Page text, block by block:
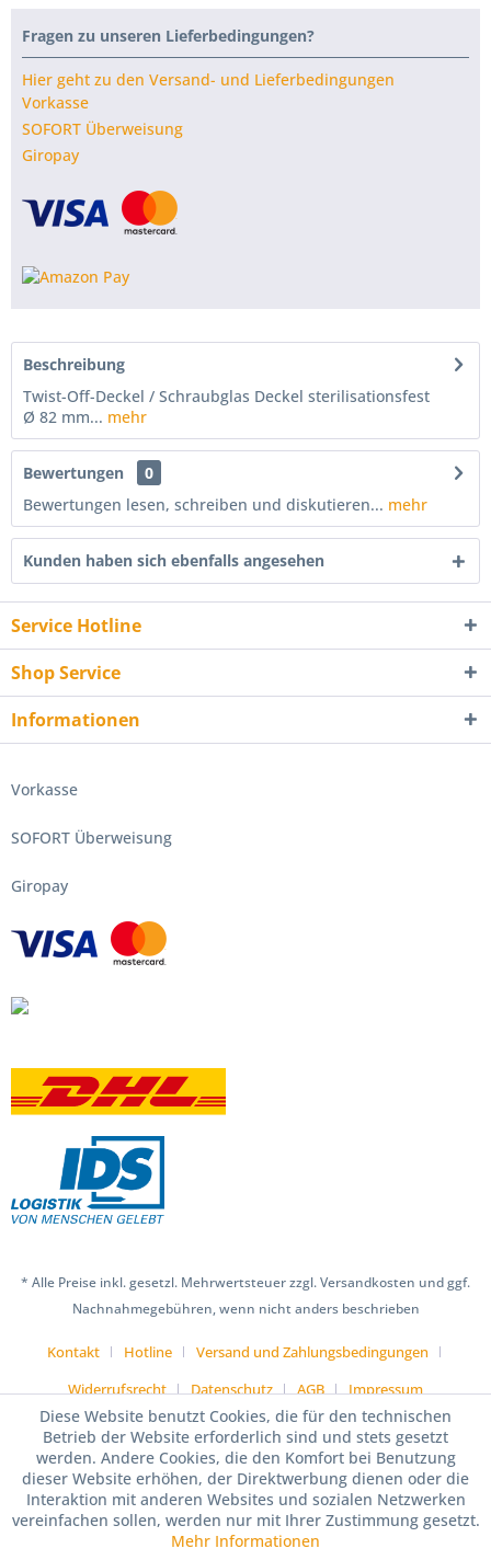
Fragen zu unseren Lieferbedingungen?
Hier geht zu den Versand- und Lieferbedingungen
Vorkasse
SOFORT Überweisung
Giropay
Beschreibung
Twist-Off-Deckel / Schraubglas Deckel sterilisationsfest
Ø 82 mm... mehr
Bewertungen
0
Bewertungen lesen, schreiben und diskutieren... mehr
Kunden haben sich ebenfalls angesehen
Service Hotline
Shop Service
Informationen
Vorkasse
SOFORT Überweisung
Giropay
* Alle Preise inkl. gesetzl. Mehrwertsteuer zzgl. Versandkosten und ggf.
Nachnahmegebühren, wenn nicht anders beschrieben
Kontakt Hotline
Versand und Zahlungsbedingungen
Widerrufsrecht
Datenschutz AGB Impressum
Diese Website benutzt Cookies, die für den technischen
Betrieb der Website erforderlich sind und stets gesetzt
werden. Andere Cookies, die den Komfort bei Benutzung
dieser Website erhöhen, der Direktwerbung dienen oder die
Interaktion mit anderen Websites und sozialen Netzwerken
vereinfachen sollen, werden nur mit Ihrer Zustimmung gesetzt.
Mehr Informationen